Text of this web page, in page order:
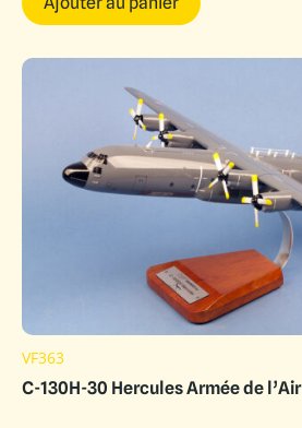
VF363
C-130H-30 Hercules Armée de l’Air